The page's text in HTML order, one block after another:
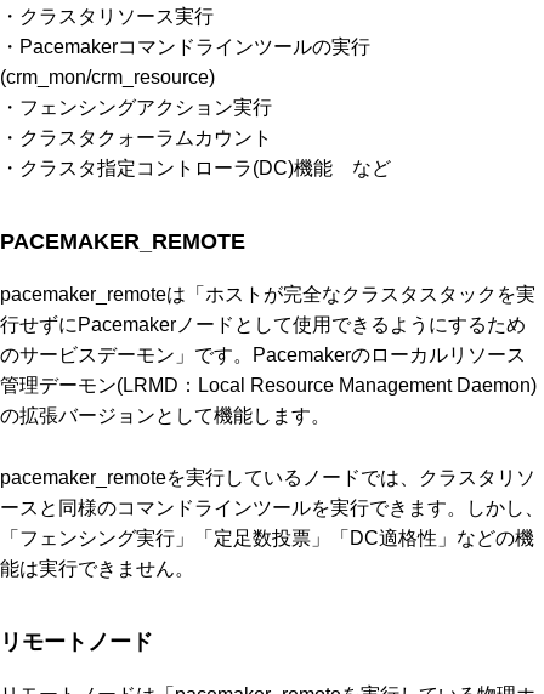
・クラスタリソース実行
・Pacemakerコマンドラインツールの実行
(crm_mon/crm_resource)
・フェンシングアクション実行
・クラスタクォーラムカウント
・クラスタ指定コントローラ(DC)機能 など
PACEMAKER_REMOTE
pacemaker_remoteは「ホストが完全なクラスタスタックを実
行せずにPacemakerノードとして使用できるようにするため
のサービスデーモン」です。Pacemakerのローカルリソース
管理デーモン(LRMD：Local Resource Management Daemon)
の拡張バージョンとして機能します。
pacemaker_remoteを実行しているノードでは、クラスタリソ
ースと同様のコマンドラインツールを実行できます。しかし、
「フェンシング実行」「定足数投票」「DC適格性」などの機
能は実行できません。
リモートノード